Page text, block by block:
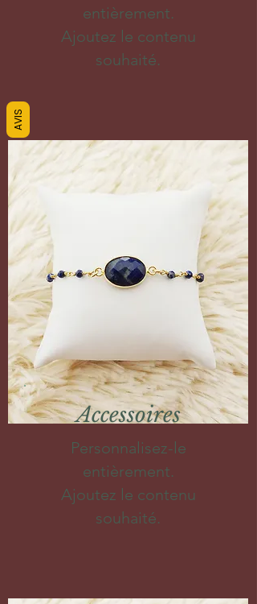
entièrement.
Ajoutez le contenu
souhaité.
Accessoires
Personnalisez-le
entièrement.
Ajoutez le contenu
souhaité.
AVIS